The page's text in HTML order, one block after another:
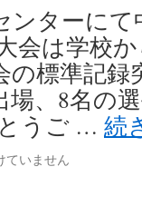
ンターに
会は学校
の標準記録
場、8名の
うご … 続
ていません